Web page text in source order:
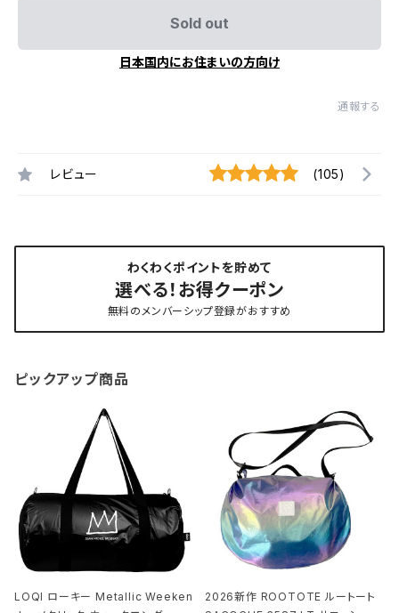
Sold out
日本国内にお住まいの方向け
通報する
レビュー (105)
わくわくポイントを貯めて
選べる！お得クーポン
無料のメンバーシップ登録がおすすめ
ピックアップ商品
LOQI ローキー Metallic Weeken
2026新作 ROOTOTE ルートート